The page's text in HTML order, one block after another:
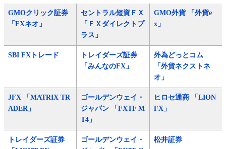
GMOクリック証券
「FXネオ」
セントラル短資ＦＸ
「ＦＸダイレクトプ
ラス」
GMO外貨 「外貨e
x」
SBI FXトレード
トレイダーズ証券
「みんなのFX」
外為どっとコム
「外貨ネクストネ
オ」
JFX 「MATRIX TR
ADER」
ゴールデンウェイ・
ジャパン 「FXTF M
T4」
ヒロセ通商 「LION
FX」
トレイダーズ証券
ゴールデンウェイ・
松井証券